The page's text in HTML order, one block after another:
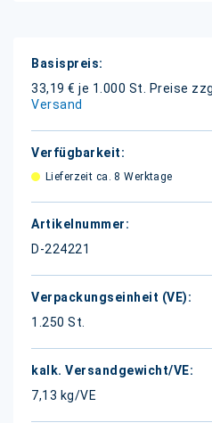
Weitere
Informationen
33,19 € je 1.000 St.
Preise
Versand
Lieferzeit ca. 8 Werktage
D-224221
1.250 St.
7,13 kg/VE